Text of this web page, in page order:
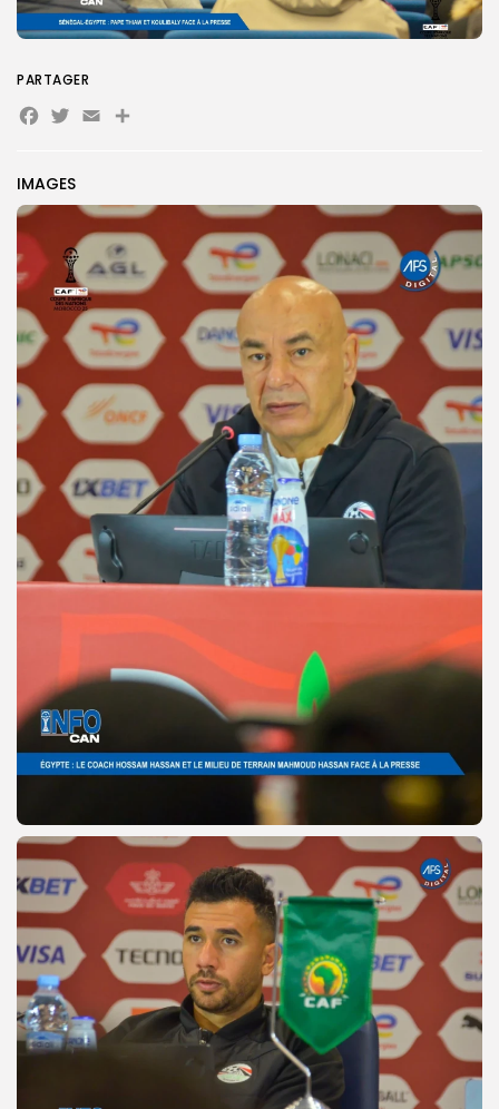
Search
for:
Search
Button
FR
IMAGES
PARTAGER
Facebook
Twitter
EmailPartager